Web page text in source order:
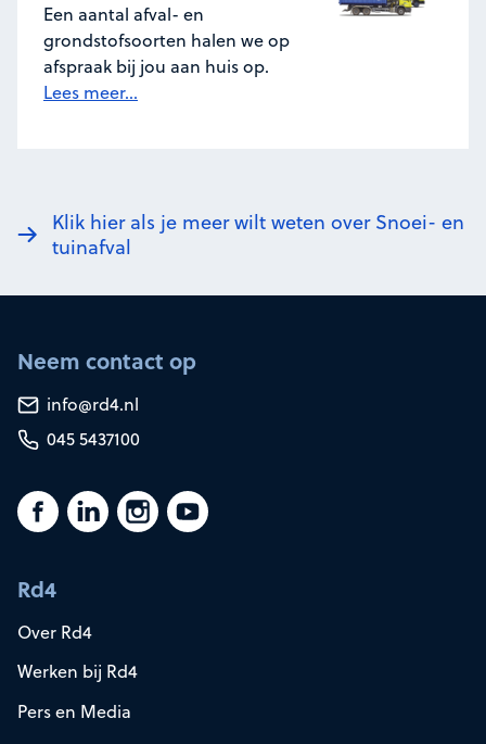
Een aantal afval- en
grondstofsoorten halen we op
afspraak bij jou aan huis op.
Lees meer...
Klik hier als je meer wilt weten over Snoei- en
tuinafval
Neem contact op
info@rd4.nl
045 5437100
Rd4
Over Rd4
Werken bij Rd4
Pers en Media